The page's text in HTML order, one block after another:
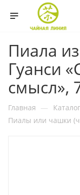
Пиала
Гуанси
смысл»,
Главная — Каталог
Пиалы или чашки